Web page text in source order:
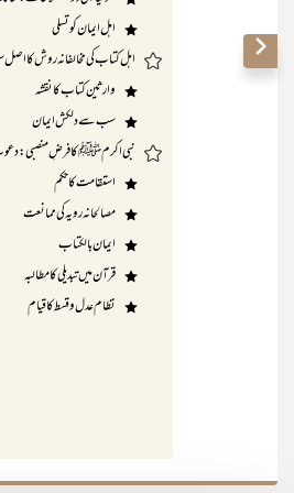
اہل ایمان کوتسلی
اہل کتاب کی مخالفانہ روش کااصل سبب
وارثین کتاب کانقشہ
سب سےدلکش ایمان
نبی اکرمﷺکافرضِ منصبی:دعوت اورقیامِ عدل
استقامت کاحکم
مصالحانہ رویہ کی ممانعت
ایمان بالکتاب
قرآن میں تبدیلی کامطالبہ
نظام عدل وقسط کاقیام